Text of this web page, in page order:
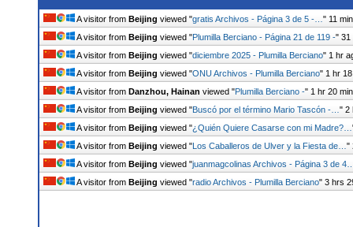
A visitor from Beijing viewed "gratis Archivos - Página 3 de 5 -… " 11
A visitor from Beijing viewed "Plumilla Berciano - Página 21 de 119 -" 31
A visitor from Beijing viewed "diciembre 2025 - Plumilla Berciano" 1 hr
A visitor from Beijing viewed "ONU Archivos - Plumilla Berciano" 1 hr
A visitor from Danzhou, Hainan viewed "Plumilla Berciano -" 1 hr 20
A visitor from Beijing viewed "Buscó por el término Mario Tascón -… " 2
A visitor from Beijing viewed "¿Quién Quiere Casarse con mi Madre?…
A visitor from Beijing viewed "Los Caballeros de Ulver y la Fiesta de… "
A visitor from Beijing viewed "juanmagcolinas Archivos - Página 3 de
A visitor from Beijing viewed "radio Archivos - Plumilla Berciano" 3 hrs